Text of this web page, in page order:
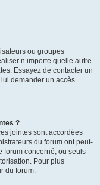
ou groupes
n’importe quelle autre
Essayez de contacter un
demander un accès.
?
jointes sont accordées
du forum ont peut-
forum concerné, ou seuls
Pour plus
du forum.